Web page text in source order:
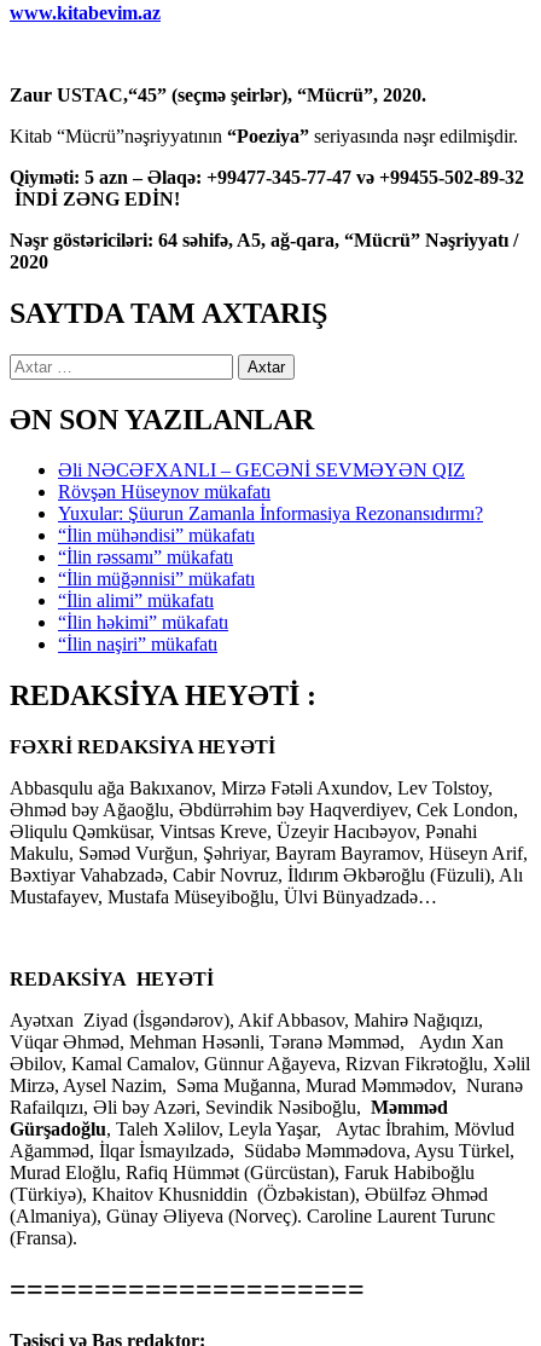
www.kitabevim.az
Zaur USTAC,“45” (seçmə şeirlər), “Mücrü”, 2020.
Kitab “Mücrü”nəşriyyatının “Poeziya” seriyasında nəşr edilmişdir.
Qiyməti: 5 azn – Əlaqə: +99477-345-77-47 və +99455-502-89-32
İNDİ ZƏNG EDİN!
Nəşr göstəriciləri: 64 səhifə, A5, ağ-qara, “Mücrü” Nəşriyyatı /
2020
SAYTDA TAM AXTARIŞ
Axtarış:
ƏN SON YAZILANLAR
Əli NƏCƏFXANLI – GECƏNİ SEVMƏYƏN QIZ
Rövşən Hüseynov mükafatı
Yuxular: Şüurun Zamanla İnformasiya Rezonansıdırmı?
“İlin mühəndisi” mükafatı
“İlin rəssamı” mükafatı
“İlin müğənnisi” mükafatı
“İlin alimi” mükafatı
“İlin həkimi” mükafatı
“İlin naşiri” mükafatı
REDAKSİYA HEYƏTİ :
FƏXRİ REDAKSİYA HEYƏTİ
Abbasqulu ağa Bakıxanov, Mirzə Fətəli Axundov, Lev Tolstoy,
Əhməd bəy Ağaoğlu, Əbdürrəhim bəy Haqverdiyev, Cek London,
Əliqulu Qəmküsar, Vintsas Kreve, Üzeyir Hacıbəyov, Pənahi
Makulu, Səməd Vurğun, Şəhriyar, Bayram Bayramov, Hüseyn Arif,
Bəxtiyar Vahabzadə, Cabir Novruz, İldırım Əkbəroğlu (Füzuli), Alı
Mustafayev, Mustafa Müseyiboğlu, Ülvi Bünyadzadə…
REDAKSİYA HEYƏTİ
Ayətxan Ziyad (İsgəndərov), Akif Abbasov, Mahirə Nağıqızı,
Vüqar Əhməd, Mehman Həsənli, Təranə Məmməd, Aydın Xan
Əbilov, Kamal Camalov, Günnur Ağayeva, Rizvan Fikrətoğlu, Xəlil
Mirzə, Aysel Nazim, Səma Muğanna, Murad Məmmədov, Nuranə
Rafailqızı, Əli bəy Azəri, Sevindik Nəsiboğlu, Məmməd
Gürşadoğlu, Taleh Xəlilov, Leyla Yaşar, Aytac İbrahim, Mövlud
Ağamməd, İlqar İsmayılzadə, Südabə Məmmədova, Aysu Türkel,
Murad Eloğlu, Rafiq Hümmət (Gürcüstan), Faruk Habiboğlu
(Türkiyə), Khaitov Khusniddin (Özbəkistan), Əbülfəz Əhməd
(Almaniya), Günay Əliyeva (Norveç). Caroline Laurent Turunc
(Fransa).
=====================
Təsisçi və Baş redaktor: